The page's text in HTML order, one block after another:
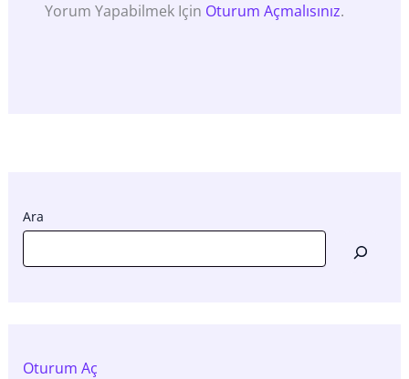
Yorum Yapabilmek Için Oturum Açmalısınız.
Ara
Oturum Aç